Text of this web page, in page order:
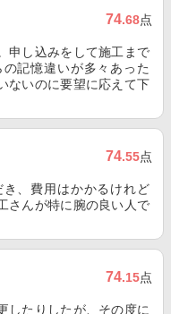
74.68点
申し込みをして施工まで
記憶違いが多々あった
ないのに要望に応えて下
74.55点
、費用はかかるけれど
さんが特に腕の良い人で
74.15点
したりしたが、その度に